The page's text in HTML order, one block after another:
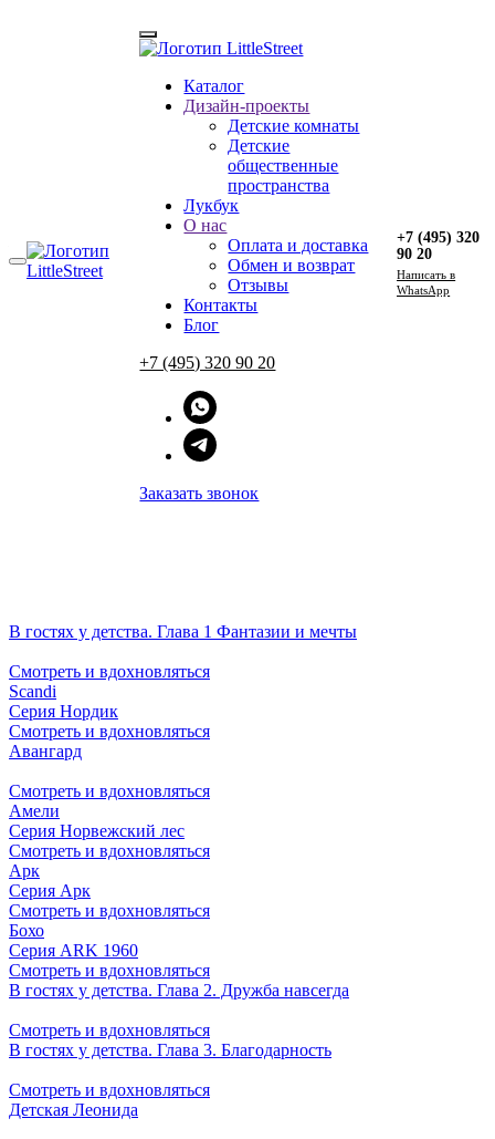
Каталог
Дизайн-проекты
Детские комнаты
Детские
общественные
пространства
Лукбук
О нас
Оплата и доставка
Обмен и возврат
Отзывы
Контакты
Блог
+7 (495) 320 90 20
Заказать звонок
+7 (495) 320
90 20
Напиcать в
WhatsApp
ВДОХНОВЛЯЙТЕСЬ
За 8 лет существования бренда мы сделали много съемок:
журнальных, студийных, в жилых интерьерах, яркие,
лаконичные, романтичные, трендовые — они все разные, как
и мебель, которую мы делаем.
Заряжайтесь новыми идеями и смотрите на реальные фото
В гостях у детства. Глава 1 Фантазии и мечты
Смотреть и вдохновляться
Scandi
Серия Нордик
Смотреть и вдохновляться
Авангард
Смотреть и вдохновляться
Амели
Серия Норвежский лес
Смотреть и вдохновляться
Арк
Серия Арк
Смотреть и вдохновляться
Бохо
Серия ARK 1960
Смотреть и вдохновляться
В гостях у детства. Глава 2. Дружба навсегда
Смотреть и вдохновляться
В гостях у детства. Глава 3. Благодарность
Смотреть и вдохновляться
Детская Леонида